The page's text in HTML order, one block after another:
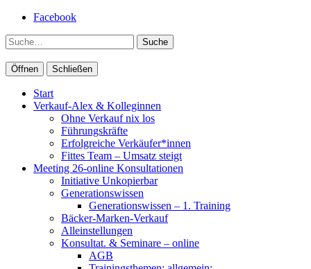
Facebook
Suche
Öffnen Schließen
Start
Verkauf-Alex & Kolleginnen
Ohne Verkauf nix los
Führungskräfte
Erfolgreiche Verkäufer*innen
Fittes Team – Umsatz steigt
Meeting 26-online Konsultationen
Initiative Unkopierbar
Generationswissen
Generationswissen – 1. Training
Bäcker-Marken-Verkauf
Alleinstellungen
Konsultat. & Seminare – online
AGB